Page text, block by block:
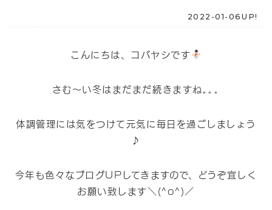
2022-01-06UP!
こんにちは、コバヤシです
さむ～い冬はまだまだ続きますね｡｡｡
体調管理には気をつけて元気に毎日を過ごしましょう
♪
今年も色々なブログUPしてきますので、どうぞ宜しく
お願い致します＼(^o^)／